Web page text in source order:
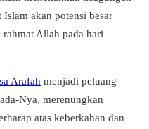
akan potensi besar
Allah pada hari
Arafah menjadi peluang
Nya, merenungkan
atas keberkahan dan